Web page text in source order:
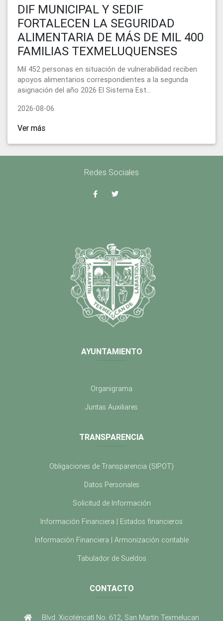
DIF MUNICIPAL Y SEDIF
FORTALECEN LA SEGURIDAD
ALIMENTARIA DE MÁS DE MIL 400
FAMILIAS TEXMELUQUENSES
Mil 452 personas en situación de vulnerabilidad reciben
apoyos alimentarios correspondientes a la segunda
asignación del año 2026 El Sistema Est...
2026-08-06
Ver más
Redes Sociales
AYUNTAMIENTO
Organigrama
Juntas Auxiliares
TRANSPARENCIA
Obligaciones de Transparencia (SIPOT)
Datos Personales
Solicitud de Información
Información Financiera | Estados financieros
Información Financiera | Armonización contable
Tabulador de Sueldos
CONTACTO
Blvd. Xicoténcatl No. 612, San Martín Texmelucan